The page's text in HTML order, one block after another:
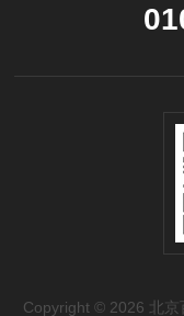
Copyright © 2026 北